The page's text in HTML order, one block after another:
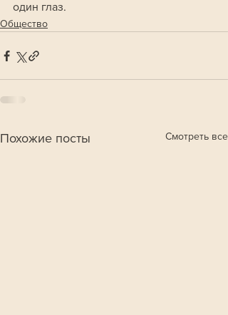
один глаз.
Общество
Похожие посты Смотреть все